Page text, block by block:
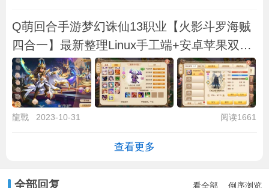
Q萌回合手游梦幻诛仙13职业【火影斗罗海贼
四合一】最新整理Linux手工端+安卓苹果双端
+
龍戰 2023-10-31 阅读1661
查看更多
全部回复 看全部 倒序浏览